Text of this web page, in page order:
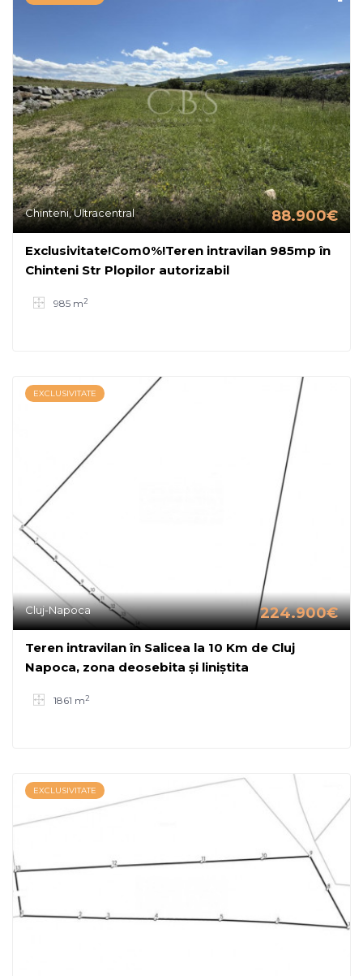
Chinteni, Ultracentral 88.900€
Exclusivitate!Com0%!Teren intravilan 985mp în
Chinteni Str Plopilor autorizabil
985 m2
EXCLUSIVITATE
Cluj-Napoca 224.900€
Teren intravilan în Salicea la 10 Km de Cluj
Napoca, zona deosebita și liniștita
1861 m2
EXCLUSIVITATE